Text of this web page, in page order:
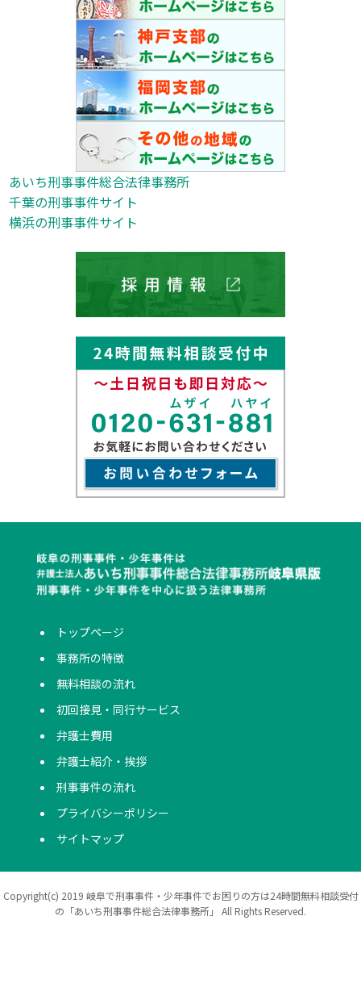
あいち刑事事件総合法律事務所
千葉の刑事事件サイト
横浜の刑事事件サイト
トップページ
事務所の特徴
無料相談の流れ
初回接見・同行サービス
弁護士費用
弁護士紹介・挨拶
刑事事件の流れ
プライバシーポリシー
サイトマップ
Copyright(c) 2019 岐阜で刑事事件・少年事件でお困りの方は24時間無料相談受付
の「あいち刑事事件総合法律事務所」 All Rights Reserved.